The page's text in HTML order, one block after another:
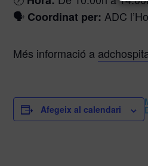
🗣️ Coordinat per: ADC
Més informació a
Afegeix al calendari